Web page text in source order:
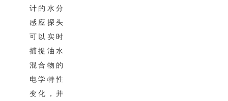
计的水分
感应探头
可以实时
捕捉油水
混合物的
电学特性
变化，并